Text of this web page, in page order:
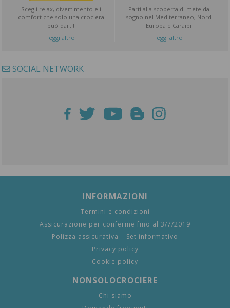
Scegli relax, divertimento e i
comfort che solo una crociera
può darti!
leggi altro
Parti alla scoperta di mete da
sogno nel Mediterraneo, Nord
Europa e Caraibi
leggi altro
SOCIAL NETWORK
INFORMAZIONI
Termini e condizioni
Assicurazione per conferme fino al 3/7/2019
Polizza assicurativa – Set informativo
Privacy policy
Cookie policy
NONSOLOCROCIERE
Chi siamo